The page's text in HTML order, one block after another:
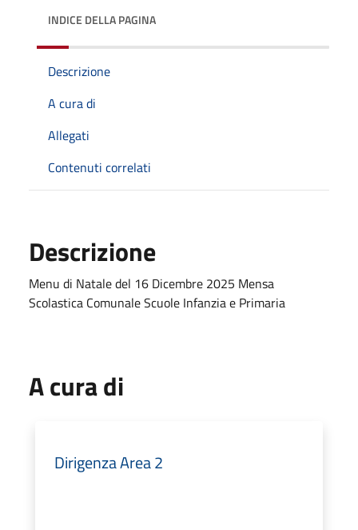
INDICE DELLA PAGINA
Descrizione
A cura di
Allegati
Contenuti correlati
Descrizione
Menu di Natale del 16 Dicembre 2025 Mensa
Scolastica Comunale Scuole Infanzia e Primaria
A cura di
Dirigenza Area 2